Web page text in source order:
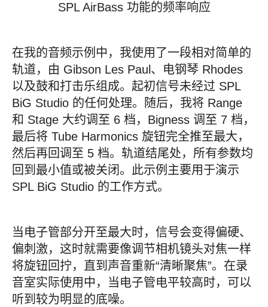
SPL AirBass 功能的频率响应
在我的音频示例中，我使用了一段相对简单的
轨道，由 Gibson Les Paul、电钢琴 Rhodes
以及鼓和打击乐组成。起初信号未经过 SPL
BiG Studio 的任何处理。随后，我将 Range
和 Stage 大约调至 6 档，Bigness 调至 7 档，
最后将 Tube Harmonics 旋钮完全推至最大，
然后再回调至 5 档。轨道结尾处，所有参数均
回到最小值或被关闭。此示例主要用于演示
SPL BiG Studio 的工作方式。
当电子管部分开至最大时，信号会变得偏硬、
偏刺激，这时就需要像调节相机镜头对焦一样
将旋钮回拧，直到声音重新“清晰聚焦”。在录
音室实际使用中，当电子管电平较高时，可以
听到较为明显的底噪。